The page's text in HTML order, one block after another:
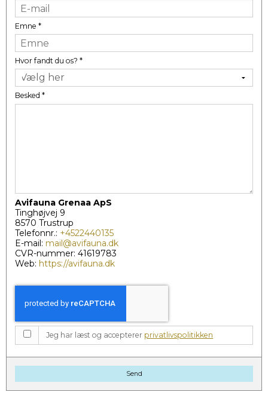
Emne *
Hvor fandt du os? *
Besked *
Avifauna Grenaa ApS
Tinghøjvej 9
8570 Trustrup
Telefonnr.: +4522440135
E-mail: mail@avifauna.dk
CVR-nummer: 41619783
Web: https://avifauna.dk
Jeg har læst og accepterer privatlivspolitikken
Send